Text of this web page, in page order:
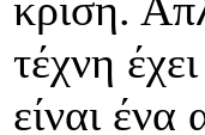
κρίση.
τέχνη
είναι